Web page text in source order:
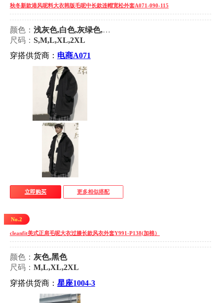
秋冬新款港风呢料大衣韩版毛呢中长款连帽宽松外套A071-090-115
颜色： 浅灰色,白色,灰绿色,蓝色,黑色
尺码： S,M,L,XL,2XL
穿搭供货商： 电商A071
立即购买 更多相似搭配
No.2
cleanfit美式正肩毛呢大衣过膝长款风衣外套Y991-P138(加棉）
颜色： 灰色,黑色
尺码： M,L,XL,2XL
穿搭供货商： 星座1004-3